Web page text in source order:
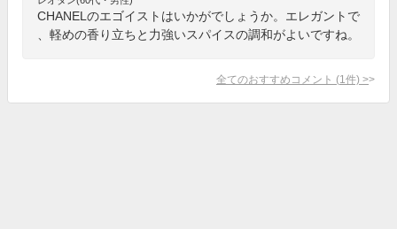
CHANELのエゴイストはいかがでしょうか。エレガントで
、軽めの香り立ちと力強いスパイスの調和がよいですね。
全てのおすすめコメント (1 件) >